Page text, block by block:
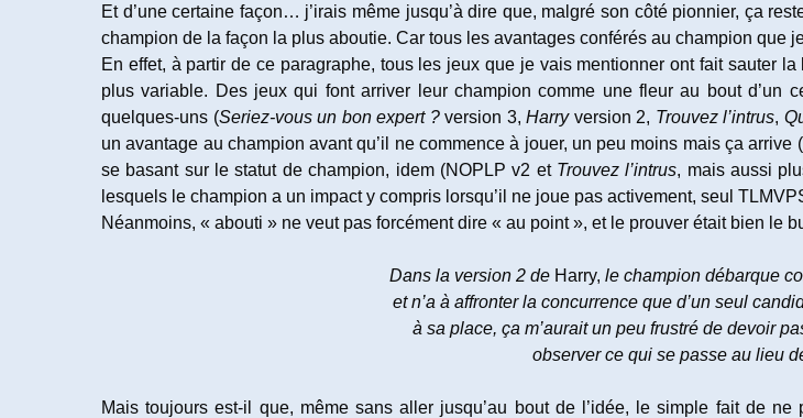
Et d’une certaine façon… j’irais même jusqu’à dire que, malgré son côté pionnier, ça
champion de la façon la plus aboutie. Car tous les avantages conférés au champion que
En effet, à partir de ce paragraphe, tous les jeux que je vais mentionner ont fait sauter
plus variable. Des jeux qui font arriver leur champion comme une fleur au bout d’un
quelques-uns (Seriez-vous un bon expert ?version 3,Harryversion 2, Trouvez l’intrus,
un avantage au champion avant qu’il ne commence à jouer, un peu moins mais ça
se basant sur le statut de champion, idem (NOPLP v2 et Trouvez l’intrus, mais aussi
lesquels le champion a un impact y compris lorsqu’il ne joue pas activement, seul
Néanmoins, « abouti » ne veut pas forcément dire « au point », et le prouver était bien
Dans la version 2 deHarry, le champion débarque
et n’a à affronter la concurrence que d’un seul
à sa place, ça m’aurait un peu frustré de devoir
observer ce qui se passe au lieu
Mais toujours est-il que, même sans aller jusqu’au bout de l’idée, le simple fait de